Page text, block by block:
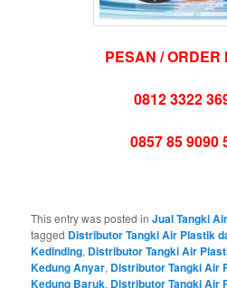
PESAN / ORDER
0812 3322
0857 85 9090
This entry was posted inJual Tangki
tagged Distributor Tangki Air Plastik
Kedinding, Distributor Tangki Air
Kedung Anyar, Distributor Tangki Air
Kedung Baruk, Distributor Tangki Air